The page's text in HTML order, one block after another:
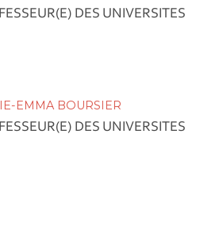
DES UNIVERSITES
EMMA BOURSIER
DES UNIVERSITES